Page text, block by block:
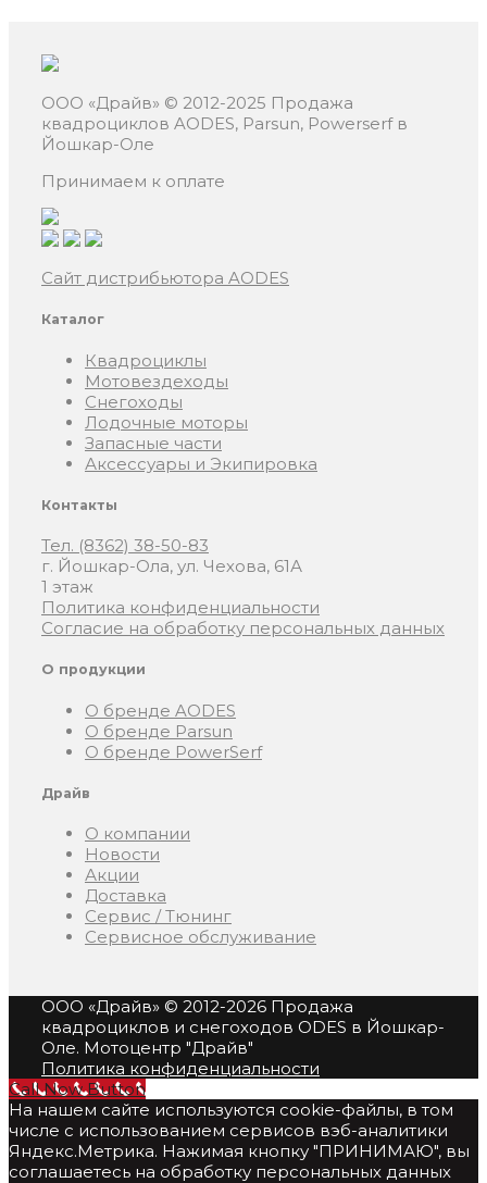
ООО «Драйв» © 2012-2025 Продажа
квадроциклов AODES, Parsun, Powerserf в
Йошкар-Оле
Принимаем к оплате
Сайт дистрибьютора AODES
Каталог
Квадроциклы
Мотовездеходы
Снегоходы
Лодочные моторы
Запасные части
Аксессуары и Экипировка
Контакты
Тел. (8362) 38-50-83
г. Йошкар-Ола, ул. Чехова, 61А
1 этаж
Политика конфиденциальности
Согласие на обработку персональных данных
О продукции
О бренде AODES
О бренде Parsun
О бренде PowerSerf
Драйв
О компании
Новости
Акции
Доставка
Сервис / Тюнинг
Сервисное обслуживание
ООО «Драйв» © 2012-2026 Продажа
квадроциклов и снегоходов ODES в Йошкар-
Оле. Мотоцентр "Драйв"
Политика конфиденциальности
Call Now Button
На нашем сайте используются cookie-файлы, в том
числе с использованием сервисов вэб-аналитики
Яндекс.Метрика. Нажимая кнопку "ПРИНИМАЮ", вы
соглашаетесь на обработку персональных данных